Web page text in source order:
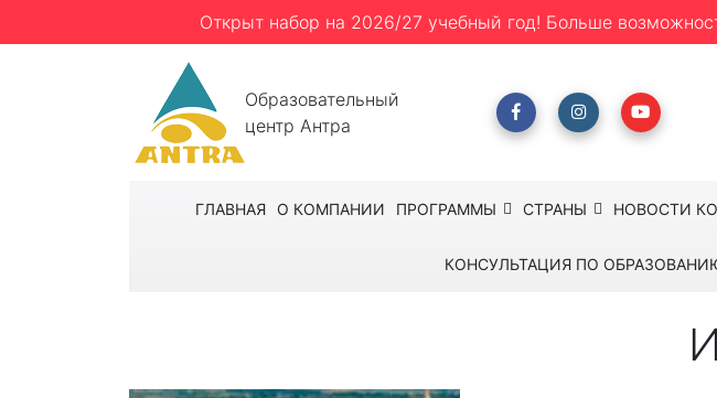
Открыт набор на 2026/27 учебный год! Больше
Образовательный
центр Антра
ГЛАВНАЯ О КОМПАНИИ ПРОГРАММЫ СТРАНЫ НОВОСТИ
КОНСУЛЬТАЦИЯ ПО